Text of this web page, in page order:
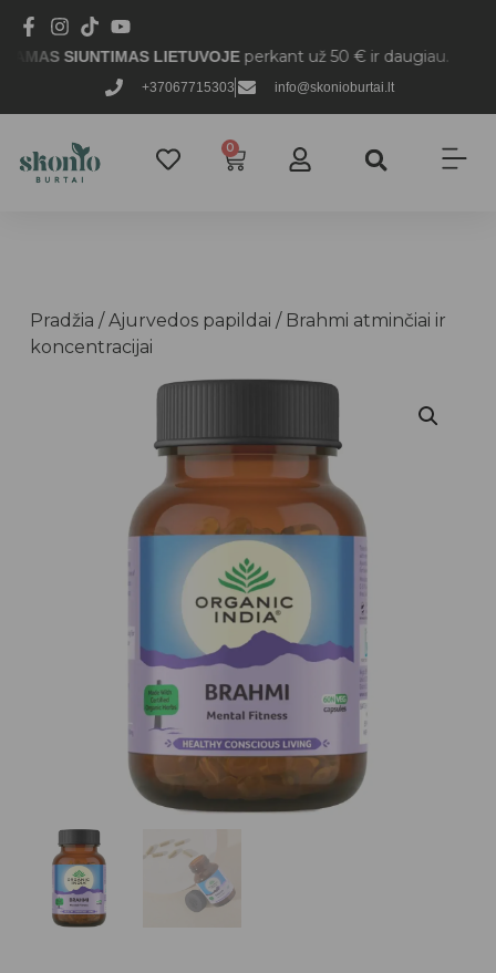
+37067715303 info@skonioburtai.lt
SIUNTIMAS LIETUVOJEperkant už 50 € ir daugiau.
0
Pradžia /Ajurvedos papildai / Brahmi atminčiai ir
koncentracijai